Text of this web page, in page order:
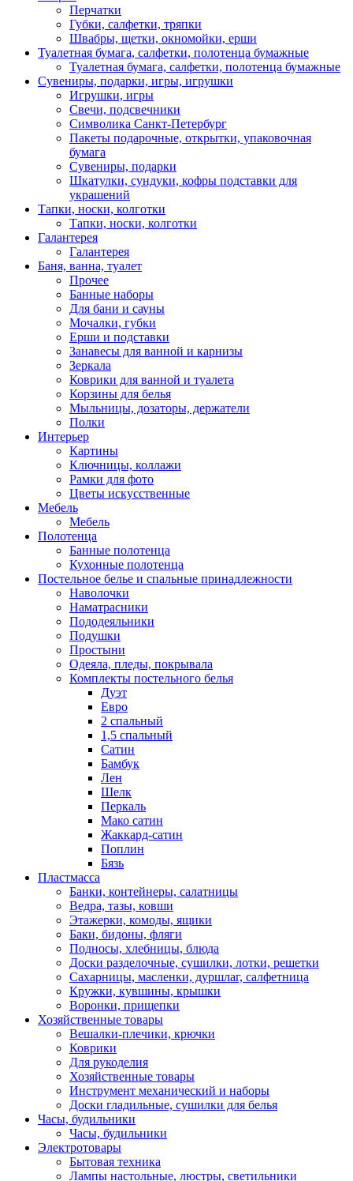
Перчатки
Губки, салфетки, тряпки
Швабры, щетки, окномойки, ерши
Туалетная бумага, салфетки, полотенца бумажные
Туалетная бумага, салфетки, полотенца бумажные
Сувениры, подарки, игры, игрушки
Игрушки, игры
Свечи, подсвечники
Символика Санкт-Петербург
Пакеты подарочные, открытки, упаковочная
бумага
Сувениры, подарки
Шкатулки, сундуки, кофры подставки для
украшений
Тапки, носки, колготки
Тапки, носки, колготки
Галантерея
Галантерея
Баня, ванна, туалет
Прочее
Банные наборы
Для бани и сауны
Мочалки, губки
Ерши и подставки
Занавесы для ванной и карнизы
Зеркала
Коврики для ванной и туалета
Корзины для белья
Мыльницы, дозаторы, держатели
Полки
Интерьер
Картины
Ключницы, коллажи
Рамки для фото
Цветы искусственные
Мебель
Мебель
Полотенца
Банные полотенца
Кухонные полотенца
Постельное белье и спальные принадлежности
Наволочки
Наматрасники
Пододеяльники
Подушки
Простыни
Одеяла, пледы, покрывала
Комплекты постельного белья
Дуэт
Евро
2 спальный
1,5 спальный
Сатин
Бамбук
Лен
Шелк
Перкаль
Мако сатин
Жаккард-сатин
Поплин
Бязь
Пластмасса
Банки, контейнеры, салатницы
Ведра, тазы, ковши
Этажерки, комоды, ящики
Баки, бидоны, фляги
Подносы, хлебницы, блюда
Доски разделочные, сушилки, лотки, решетки
Сахарницы, масленки, дуршлаг, салфетница
Кружки, кувшины, крышки
Воронки, прищепки
Хозяйственные товары
Вешалки-плечики, крючки
Коврики
Для рукоделия
Хозяйственные товары
Инструмент механический и наборы
Доски гладильные, сушилки для белья
Часы, будильники
Часы, будильники
Электротовары
Бытовая техника
Лампы настольные, люстры, светильники